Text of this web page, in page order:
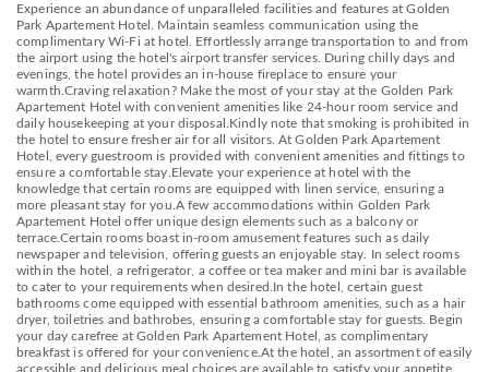
Experience an abundance of unparalleled facilities and features at Golden
Park Apartement Hotel. Maintain seamless communication using the
complimentary Wi-Fi at hotel. Effortlessly arrange transportation to and from
the airport using the hotel's airport transfer services. During chilly days and
evenings, the hotel provides an in-house fireplace to ensure your
warmth.Craving relaxation? Make the most of your stay at the Golden Park
Apartement Hotel with convenient amenities like 24-hour room service and
daily housekeeping at your disposal.Kindly note that smoking is prohibited in
the hotel to ensure fresher air for all visitors. At Golden Park Apartement
Hotel, every guestroom is provided with convenient amenities and fittings to
ensure a comfortable stay.Elevate your experience at hotel with the
knowledge that certain rooms are equipped with linen service, ensuring a
more pleasant stay for you.A few accommodations within Golden Park
Apartement Hotel offer unique design elements such as a balcony or
terrace.Certain rooms boast in-room amusement features such as daily
newspaper and television, offering guests an enjoyable stay. In select rooms
within the hotel, a refrigerator, a coffee or tea maker and mini bar is available
to cater to your requirements when desired.In the hotel, certain guest
bathrooms come equipped with essential bathroom amenities, such as a hair
dryer, toiletries and bathrobes, ensuring a comfortable stay for guests. Begin
your day carefree at Golden Park Apartement Hotel, as complimentary
breakfast is offered for your convenience.At the hotel, an assortment of easily
accessible and delicious meal choices are available to satisfy your appetite